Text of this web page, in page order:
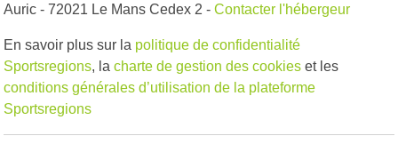
Auric - 72021 Le Mans Cedex 2 - Contacter l'hébergeur
En savoir plus sur la politique de confidentialité
Sportsregions, la charte de gestion des cookies et les
conditions générales d’utilisation de la plateforme
Sportsregions